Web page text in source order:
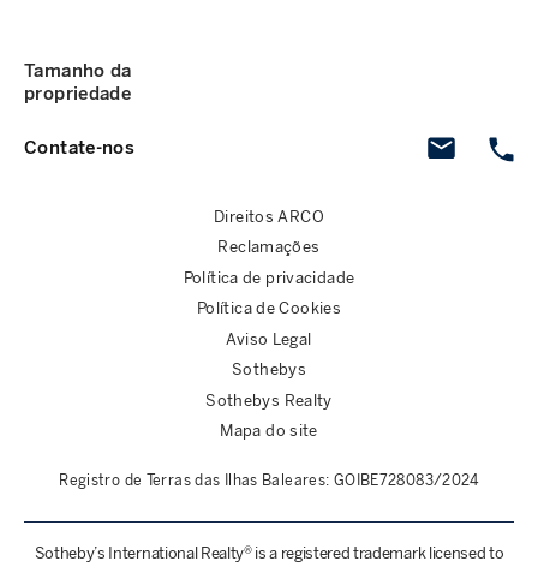
Contate-nos
Tamanho da
propriedade
Direitos ARCO
Reclamações
Política de privacidade
Política de Cookies
Aviso Legal
Sothebys
Sothebys Realty
Mapa do site
Registro de Terras das Ilhas Baleares: GOIBE728083/2024
Sotheby’s International Realty® is a registered trademark licensed to